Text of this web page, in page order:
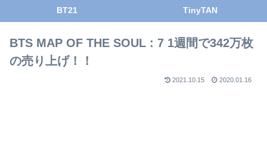
BT21 TinyTAN
BTS MAP OF THE SOUL : 7 1週間で342万枚
の売り上げ！！
2021.10.15 2020.01.16